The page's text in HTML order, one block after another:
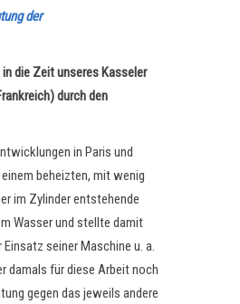
der
die Zeit unseres Kasseler
durch den
in Paris und
beheizten, mit wenig
im Zylinder entstehende
Wasser und stellte damit
seiner Maschine u. a.
damals für diese Arbeit noch
gegen das jeweils andere